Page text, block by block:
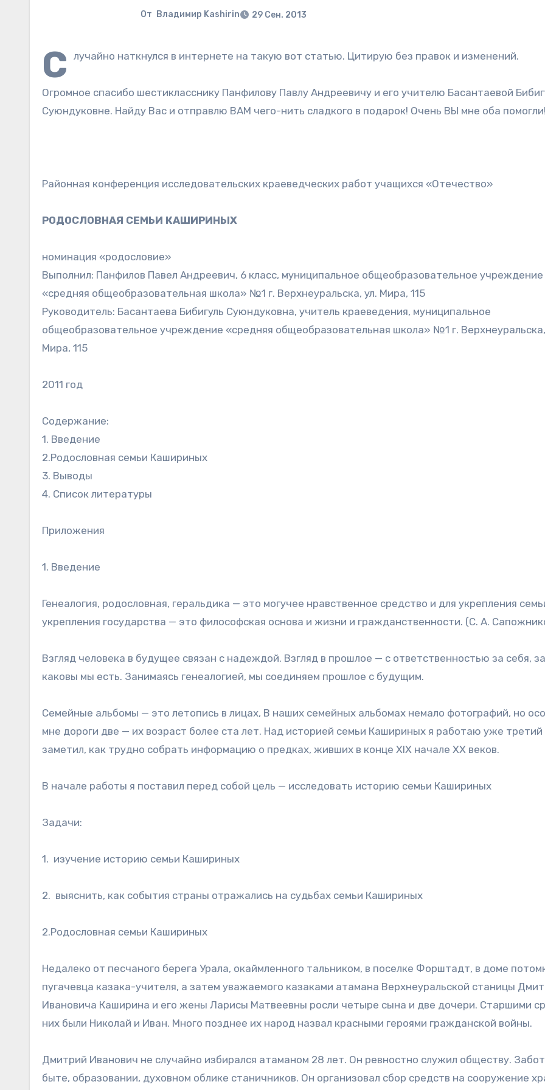
От Владимир Kashirin 29 Сен. 2013
С лучайно наткнулся в интернете на такую вот статью. Цитирую без правок и изменений.
Огромное спасибо шестикласснику Панфилову Павлу Андреевичу и его учителю Басантаевой
Суюндуковне. Найду Вас и отправлю ВАМ чего-нить сладкого в подарок! Очень ВЫ мне оба
Районная конференция исследовательских краеведческих работ учащихся «Отечество»
РОДОСЛОВНАЯ СЕМЬИ КАШИРИНЫХ
номинация «родословие»
Выполнил: Панфилов Павел Андреевич, 6 класс, муниципальное общеобразовательное учреждение
«средняя общеобразовательная школа» №1 г. Верхнеуральска, ул. Мира, 115
Руководитель: Басантаева Бибигуль Суюндуковна, учитель краеведения, муниципальное
общеобразовательное учреждение «средняя общеобразовательная школа» №1 г.
Мира, 115
2011 год
Содержание:
1. Введение
2.Родословная семьи Кашириных
3. Выводы
4. Список литературы
Приложения
1. Введение
Генеалогия, родословная, геральдика — это могучее нравственное средство и для укрепления
укрепления государства — это философская основа и жизни и гражданственности. (С. А.
Взгляд человека в будущее связан с надеждой. Взгляд в прошлое — с ответственностью за себя,
каковы мы есть. Занимаясь генеалогией, мы соединяем прошлое с будущим.
Семейные альбомы — это летопись в лицах, В наших семейных альбомах немало фотографий, но
мне дороги две — их возраст более ста лет. Над историей семьи Кашириных я работаю уже третий
заметил, как трудно собрать информацию о предках, живших в конце ХIХ начале ХХ веков.
В начале работы я поставил перед собой цель — исследовать историю семьи Кашириных
Задачи:
1. изучение историю семьи Кашириных
2. выяснить, как события страны отражались на судьбах семьи Кашириных
2.Родословная семьи Кашириных
Недалеко от песчаного берега Урала, окаймленного тальником, в поселке Форштадт, в доме
пугачевца казака-учителя, а затем уважаемого казаками атамана Верхнеуральской станицы
Ивановича Каширина и его жены Ларисы Матвеевны росли четыре сына и две дочери. Старшими
них были Николай и Иван. Много позднее их народ назвал красными героями гражданской войны.
Дмитрий Иванович не случайно избирался атаманом 28 лет. Он ревностно служил обществу.
быте, образовании, духовном облике станичников. Он организовал сбор средств на сооружение